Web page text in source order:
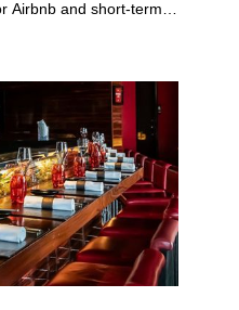
Airbnb and short-term-
lifestyles and
beach vacation to a
with a tropical